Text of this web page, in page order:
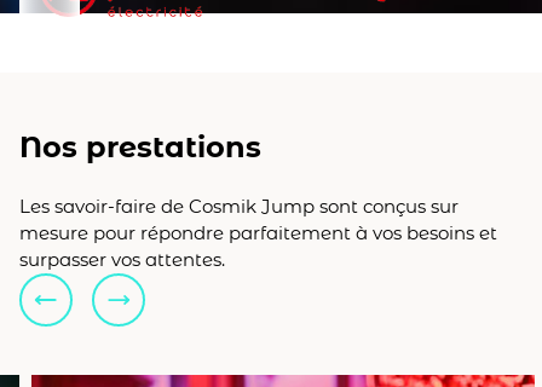
Nos prestations
Les savoir-faire de Cosmik Jump sont conçus sur
mesure pour répondre parfaitement à vos besoins et
surpasser vos attentes.